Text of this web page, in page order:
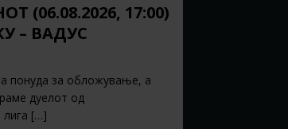
(06.08.2026, 17:00)
– ВАДУС
понуда за обложување, а
дуелот од
[…]